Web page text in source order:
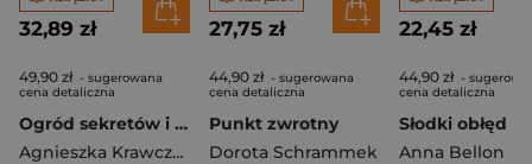
32,89 zł
49,90 zł - sugerowana
cena detaliczna
Ogród sekretów i zdrad
Agnieszka Krawczyk
27,75 zł
44,90 zł - sugerowana
cena detaliczna
Punkt zwrotny
Dorota Schrammek
22,45 zł
44,90 zł -
cena detaliczna
Słodki obłęd
Anna Bellon